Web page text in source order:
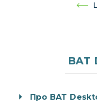
BAT
Про BAT